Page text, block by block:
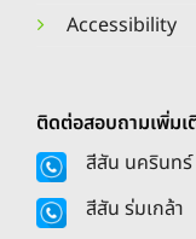
Accessibility
ติดต่อสอบถามเพิ่มเ
สีสัน นครินทร์
สีสัน ร่มเกล้า